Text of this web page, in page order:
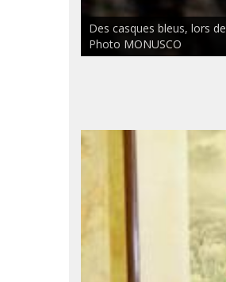
Des casques bleus, lors
Photo MONUSCO